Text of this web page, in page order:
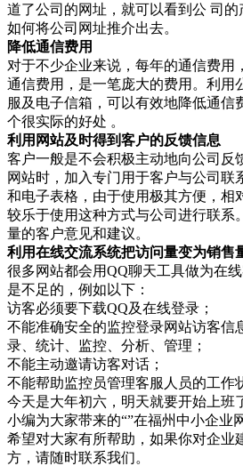
道了公司的网址，就可以看到公 司
如何将公司网址推介出去。
降低通信费用
对于不少企业来说，每年的通信费用
通信费用，是一笔庞大的费用。利用
服及电子信箱，可以有效地降低通信
个很实际的好处 。
利用网站及时得到客户的反馈信息
客户一般是不会积极主动地向公司反
网站时，加入专门用于客户与公司联
和电子表格，由于使用极其方便，相
较乐于使用这种方式与公司进行联系
量的客户意见和建议。
利用在线交流系统把访问量变为销售
很多网站都会用QQ聊天工具做为在
是不足的，例如以下：
访客必须要下载QQ及在线登录；
不能准确安全的监控登录网站访客信
录、统计、监控、分析、管理；
不能主动邀请访客对话；
不能帮助监控员管理客服人员的工作
今天是大年初六，明天就要开始上班
小编为大家带来的“”在福州中小企业
希望对大家有所帮助，如果你对企业
方，请随时联系我们。